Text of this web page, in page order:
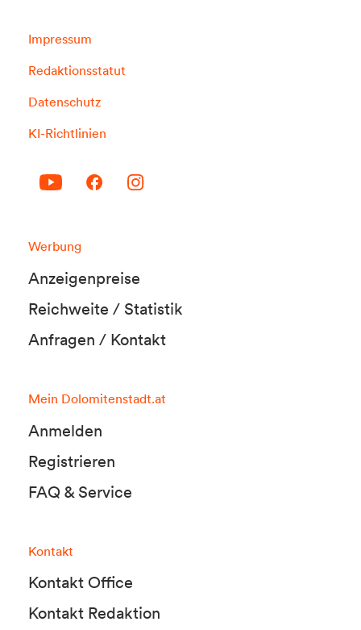
Impressum
Redaktionsstatut
Datenschutz
KI-Richtlinien
Werbung
Anzeigenpreise
Reichweite / Statistik
Anfragen / Kontakt
Mein Dolomitenstadt.at
Anmelden
Registrieren
FAQ & Service
Kontakt
Kontakt Office
Kontakt Redaktion